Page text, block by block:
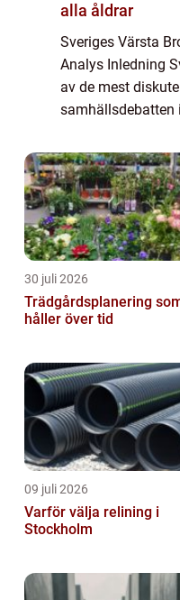
alla åldrar
Sveriges Värsta
Analys Inledning
av de mest
samhällsdebatten
innebär det
30 juli 2026
Trädgårdsplanering
håller över tid
09 juli 2026
Varför välja relining i
Stockholm